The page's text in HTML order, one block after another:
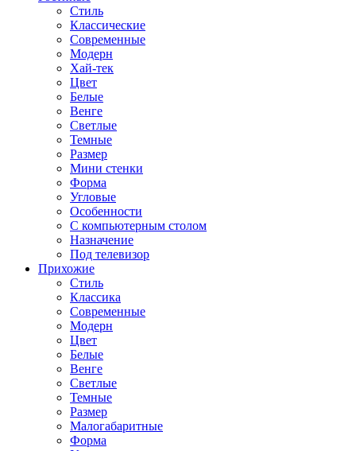
Стиль
Классические
Современные
Модерн
Хай-тек
Цвет
Белые
Венге
Светлые
Темные
Размер
Мини стенки
Форма
Угловые
Особенности
С компьютерным столом
Назначение
Под телевизор
Прихожие
Стиль
Классика
Современные
Модерн
Цвет
Белые
Венге
Светлые
Темные
Размер
Малогабаритные
Форма